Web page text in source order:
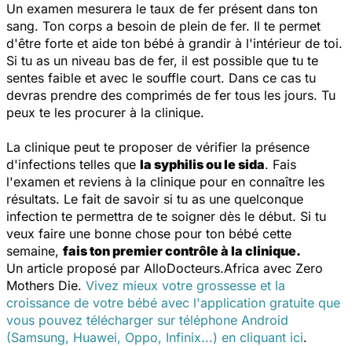
Un examen mesurera le taux de fer présent dans ton
sang. Ton corps a besoin de plein de fer. Il te permet
d'être forte et aide ton bébé à grandir à l'intérieur de toi.
Si tu as un niveau bas de fer, il est possible que tu te
sentes faible et avec le souffle court. Dans ce cas tu
devras prendre des comprimés de fer tous les jours. Tu
peux te les procurer à la clinique.
La clinique peut te proposer de vérifier la présence
d'infections telles que la syphilis ou le sida. Fais
l'examen et reviens à la clinique pour en connaître les
résultats. Le fait de savoir si tu as une quelconque
infection te permettra de te soigner dès le début. Si tu
veux faire une bonne chose pour ton bébé cette
semaine, fais ton premier contrôle à la clinique.
Un article proposé par AlloDocteurs.Africa avec Zero
Mothers Die. Vivez mieux votre grossesse et la
croissance de votre bébé avec l'application gratuite que
vous pouvez télécharger sur téléphone Android
(Samsung, Huawei, Oppo, Infinix...) en cliquant ici.